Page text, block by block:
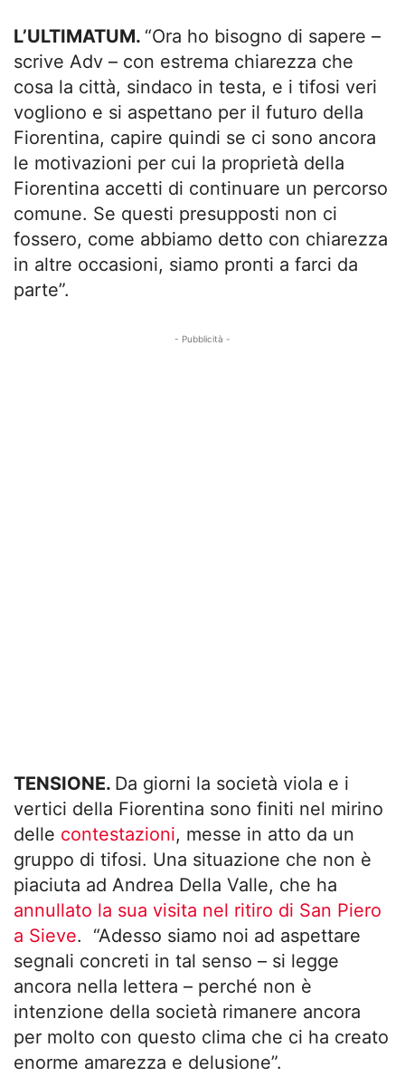
L’ULTIMATUM. “Ora ho bisogno di sapere –
scrive Adv – con estrema chiarezza che
cosa la città, sindaco in testa, e i tifosi veri
vogliono e si aspettano per il futuro della
Fiorentina, capire quindi se ci sono ancora
le motivazioni per cui la proprietà della
Fiorentina accetti di continuare un percorso
comune. Se questi presupposti non ci
fossero, come abbiamo detto con chiarezza
in altre occasioni, siamo pronti a farci da
parte”.
- Pubblicità -
TENSIONE. Da giorni la società viola e i
vertici della Fiorentina sono finiti nel mirino
delle contestazioni, messe in atto da un
gruppo di tifosi. Una situazione che non è
piaciuta ad Andrea Della Valle, che ha
annullato la sua visita nel ritiro di San Piero
a Sieve. “Adesso siamo noi ad aspettare
segnali concreti in tal senso – si legge
ancora nella lettera – perché non è
intenzione della società rimanere ancora
per molto con questo clima che ci ha creato
enorme amarezza e delusione”.